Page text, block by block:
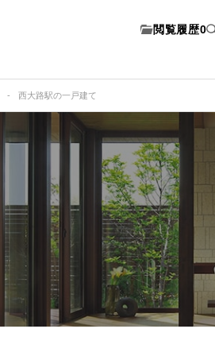
閲覧履歴0
西大路駅の一戸建て